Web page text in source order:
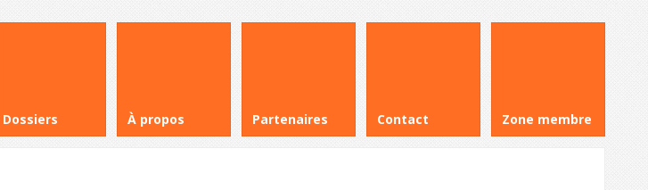
Dossiers À propos Partenaires Contact Zone membre